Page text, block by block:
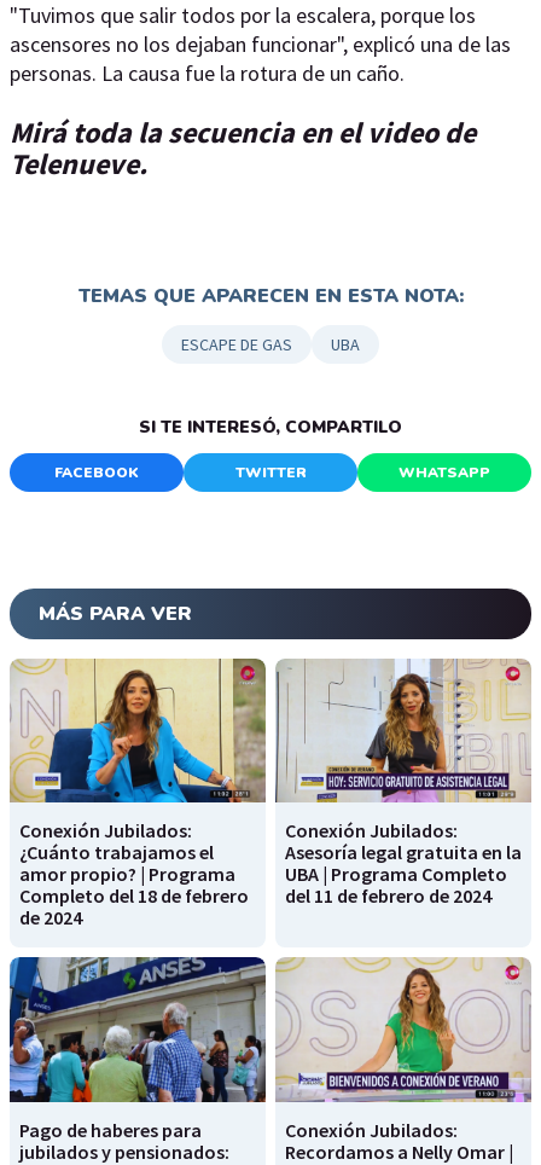
"Tuvimos que salir todos por la escalera, porque los
ascensores no los dejaban funcionar", explicó una de las
personas. La causa fue la rotura de un caño.
Mirá toda la secuencia en el video de
Telenueve.
TEMAS QUE APARECEN EN ESTA NOTA:
ESCAPE DE GAS UBA
SI TE INTERESÓ, COMPARTILO
FACEBOOK TWITTER WHATSAPP
MÁS PARA VER
Conexión Jubilados:
¿Cuánto trabajamos el
amor propio? | Programa
Completo del 18 de febrero
de 2024
Conexión Jubilados:
Asesoría legal gratuita en la
UBA | Programa Completo
del 11 de febrero de 2024
Pago de haberes para
jubilados y pensionados:
Conexión Jubilados:
Recordamos a Nelly Omar |